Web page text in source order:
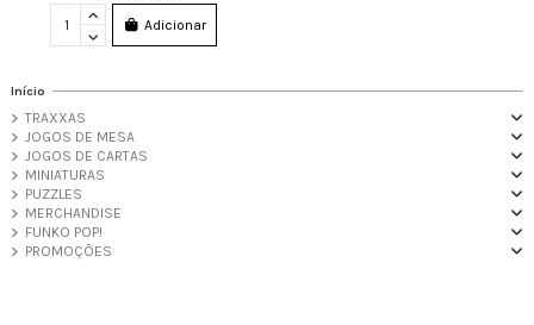
Adicionar
Início
TRAXXAS
JOGOS DE MESA
JOGOS DE CARTAS
MINIATURAS
PUZZLES
MERCHANDISE
FUNKO POP!
PROMOÇÕES